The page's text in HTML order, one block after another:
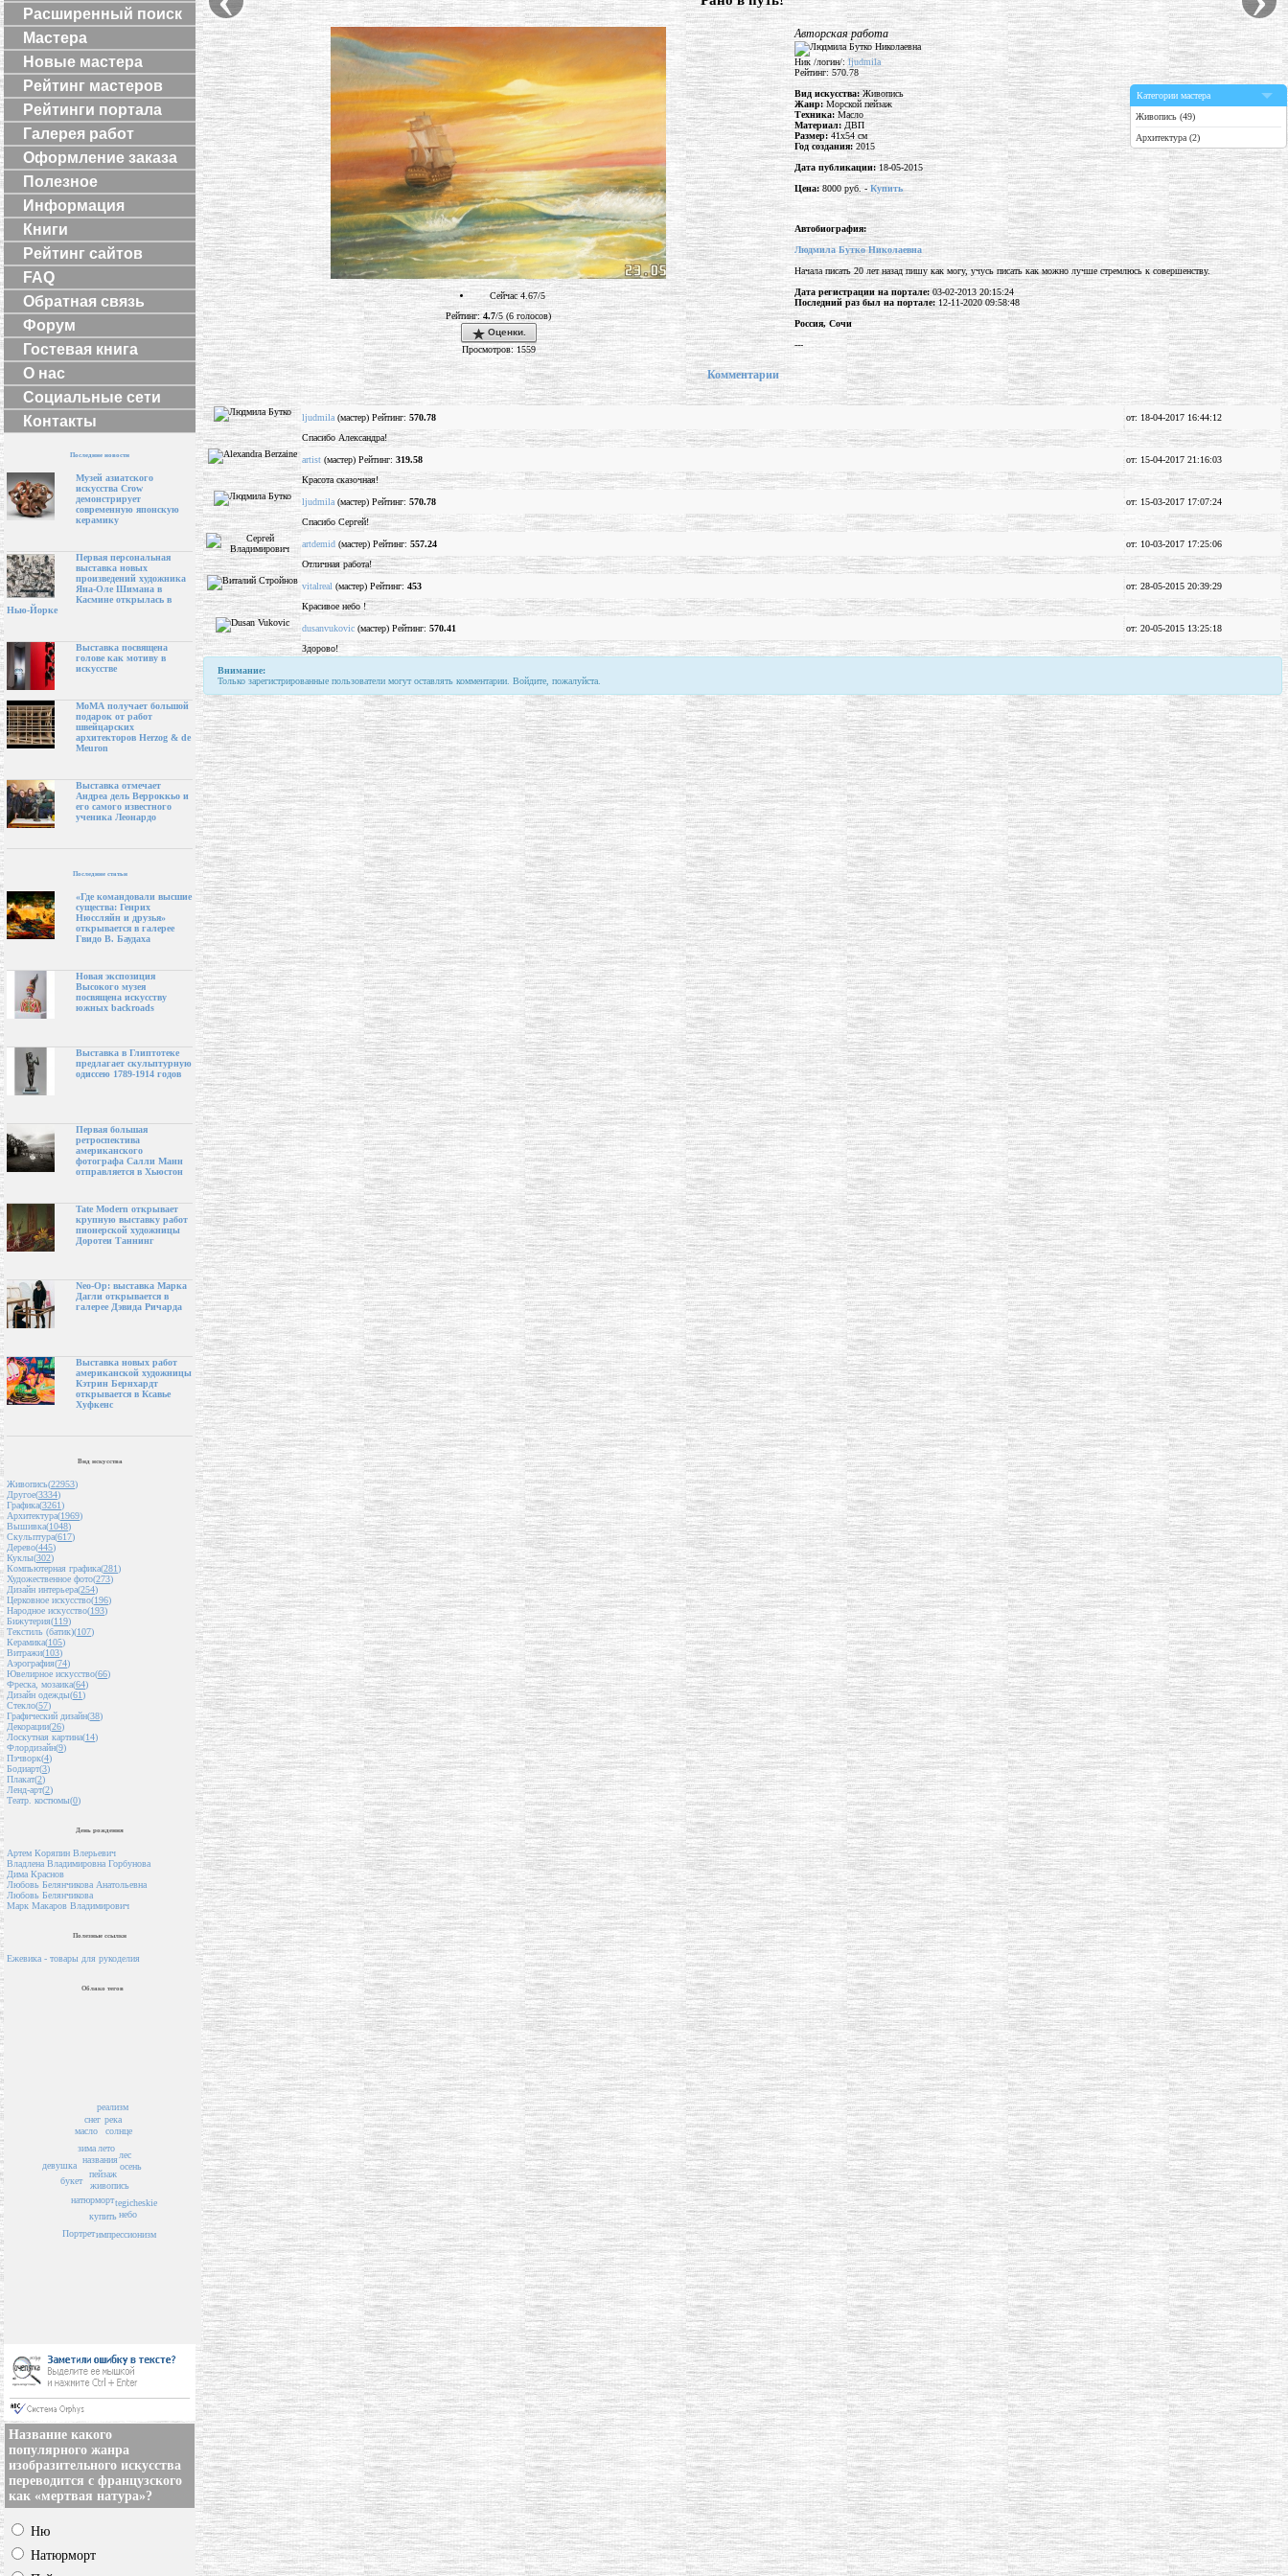
Расширенный поиск
Мастера
Новые мастера
Рейтинг мастеров
Рейтинги портала
Галерея работ
Оформление заказа
Полезное
Информация
Книги
Рейтинг сайтов
FAQ
Обратная связь
Форум
Гостевая книга
О нас
Социальные сети
Контакты
Последние новости
Музей азиатского
искусства Crow
демонстрирует
современную японскую
керамику
Первая персональная
выставка новых
произведений художника
Яна-Оле Шимана в
Касмине открылась в
Нью-Йорке
Выставка посвящена
голове как мотиву в
искусстве
МоМА получает большой
подарок от работ
швейцарских
архитекторов Herzog & de
Meuron
Выставка отмечает
Андреа дель Верроккьо и
его самого известного
ученика Леонардо
Последние статьи
«Где командовали высшие
существа: Генрих
Нюссляйн и друзья»
открывается в галерее
Гвидо В. Баудаха
Новая экспозиция
Высокого музея
посвящена искусству
южных backroads
Выставка в Глиптотеке
предлагает скульптурную
одиссею 1789-1914 годов
Первая большая
ретроспектива
американского
фотографа Салли Манн
отправляется в Хьюстон
Tate Modern открывает
крупную выставку работ
пионерской художницы
Доротеи Таннинг
Neo-Op: выставка Марка
Дагли открывается в
галерее Дэвида Ричарда
Выставка новых работ
американской художницы
Кэтрин Бернхардт
открывается в Ксавье
Хуфкенс
Вид искусства
Живопись(22953)
Другое(3334)
Графика(3261)
Архитектура(1969)
Вышивка(1048)
Скульптура(617)
Дерево(445)
Куклы(302)
Компьютерная графика(281)
Художественное фото(273)
Дизайн интерьера(254)
Церковное искусство(196)
Народное искусство(193)
Бижутерия(119)
Текстиль (батик)(107)
Керамика(105)
Витражи(103)
Аэрография(74)
Ювелирное искусство(66)
Фреска, мозаика(64)
Дизайн одежды(61)
Стекло(57)
Графический дизайн(38)
Декорации(26)
Лоскутная картина(14)
Флордизайн(9)
Пэчворк(4)
Бодиарт(3)
Плакат(2)
Ленд-арт(2)
Театр. костюмы(0)
День рождения
Артем Коряпин Влерьевич
Владлена Владимировна Горбунова
Дима Краснов
Любовь Белянчикова Анатольевна
Любовь Белянчикова
Марк Макаров Владимирович
Полезные ссылки
Ежевика - товары для рукоделия
Облако тегов
пейзаж
названия
живопись
лето
натюрморт
купить
солнце
лес
зима
осень
букет
масло
река
снег
tegicheskie
реализм
небо
импрессионизм
Портрет
девушка
Название какого
популярного жанра
изобразительного искусства
переводится с французского
как «мертвая натура»?
Ню
Натюрморт
Сейчас 4.67/5
Рейтинг:4.7/5 (6 голосов)
Оценки.
Просмотров: 1559
Авторская работа
Ник /логин/:ljudmila
Рейтинг: 570.78
Вид искусства:Живопись
Жанр: Морской пейзаж
Техника: Масло
Материал: ДВП
Размер:41x54 см
Год создания:2015
Дата публикации:18-05-2015
Цена:8000 руб. - Купить
Категории мастера
Живопись (49)
Архитектура (2)
Автобиография:
Людмила Бутко Николаевна
Начала писать 20 лет назад пишу как могу, учусь писать как можно лучше стремлюсь к совершенству.
Дата регистрации на портале:03-02-2013 20:15:24
Последний раз был на портале: 12-11-2020 09:58:48
Россия, Сочи
---
Комментарии
ljudmila (мастер) Рейтинг: 570.78
от: 18-04-2017 16:44:12
Спасибо Александра!
artist (мастер) Рейтинг: 319.58
от: 15-04-2017 21:16:03
Красота сказочная!
ljudmila (мастер) Рейтинг: 570.78
от: 15-03-2017 17:07:24
Спасибо Сергей!
artdemid (мастер) Рейтинг: 557.24
от: 10-03-2017 17:25:06
Отличная работа!
vitalreal (мастер) Рейтинг: 453
от: 28-05-2015 20:39:29
Красивое небо !
dusanvukovic (мастер) Рейтинг: 570.41
от: 20-05-2015 13:25:18
Здорово!
Внимание:
Только зарегистрированные пользователи могут оставлять комментарии. Войдите, пожалуйста.